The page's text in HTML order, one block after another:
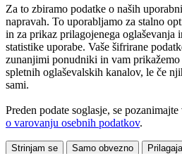
Za to zbiramo podatke o naših
napravah. To uporabljamo za stalno
in za prikaz prilagojenega oglaševanja
statistike uporabe. Vaše šifrirane
zunanjimi ponudniki in vam
spletnih oglaševalskih kanalov, le če
sami.
Preden podate soglasje, se
o varovanju osebnih podatkov.
Strinjam se Samo obvezno